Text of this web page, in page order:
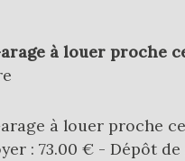
à louer proche
à louer proche
: 73.00 € - Dépôt